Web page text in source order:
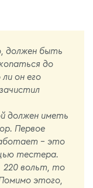
должен быть
до
он его
должен иметь
Первое
- это
тестера.
220 вольт, то
этого,